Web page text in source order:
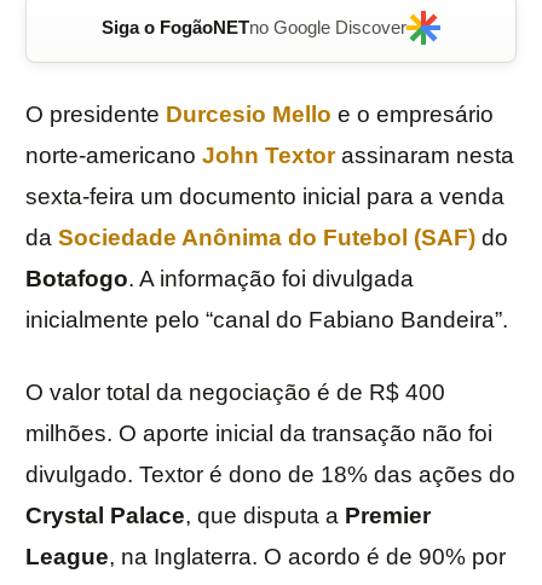
Siga o FogãoNETno Google Discover
O presidente Durcesio Mello e o empresário
norte-americano John Textorassinaram nesta
sexta-feira um documento inicial para a venda
da Sociedade Anônima do Futebol (SAF) do
Botafogo. A informação foi divulgada
inicialmente pelo “canal do Fabiano Bandeira”.
O valor total da negociação é de R$ 400
milhões. O aporte inicial da transação não foi
divulgado. Textor é dono de 18% das ações do
Crystal Palace, que disputa a Premier
League, na Inglaterra. O acordo é de 90% por